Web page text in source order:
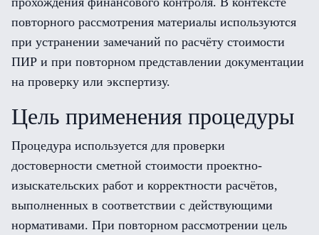
повторного рассмотрения материалы используются
при устранении замечаний по расчёту стоимости
ПИР и при повторном представлении документации
на проверку или экспертизу.
Цель применения процедуры
Процедура используется для проверки
достоверности сметной стоимости проектно-
изыскательских работ и корректности расчётов,
выполненных в соответствии с действующими
нормативами. При повторном рассмотрении цель